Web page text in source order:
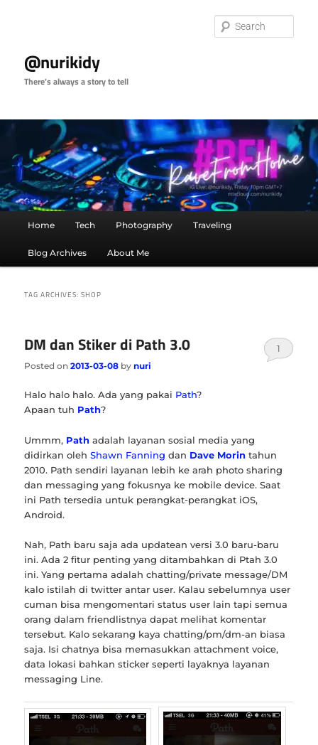
@nurikidy
There's always a story to tell
Home Tech Photography Traveling
Blog Archives About Me
TAG ARCHIVES:SHOP
DM dan Stiker di Path 3.0
Posted on2013-03-08 bynuri
1
Halo halo halo. Ada yang pakai Path?
Apaan tuh Path?
Ummm, Path adalah layanan sosial media yang
didirkan olehShawn Fanning dan Dave Morin tahun
2010. Path sendiri layanan lebih ke arah photo sharing
dan messaging yang fokusnya ke mobile device. Saat
ini Path tersedia untuk perangkat-perangkat iOS,
Android.
Nah, Path baru saja ada updatean versi 3.0 baru-baru
ini. Ada 2 fitur penting yang ditambahkan di Ptah 3.0
ini. Yang pertama adalah chatting/private message/DM
kalo istilah di twitter antar user. Kalau sebelumnya user
cuman bisa mengomentari status user lain tapi semua
orang dalam friendlistnya dapat melihat komentar
tersebut. Kalo sekarang kaya chatting/pm/dm-an biasa
saja. Isi chatnya bisa memasukkan attachment voice,
data lokasi bahkan sticker seperti layaknya layanan
messaging Line.